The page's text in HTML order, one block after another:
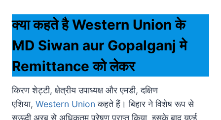
क्या कहते है Western Union के
MD Siwan aur Gopalganj मे
Remittance को लेकर
किरण शेट्टी, क्षेत्रीय उपाध्यक्ष और एमडी, दक्षिण
एशिया, Western Union कहते हैं। बिहार ने विशेष रूप से
सऊदी अरब से अधिकतम प्रेषण प्राप्त किया, इसके बाद यूएई,